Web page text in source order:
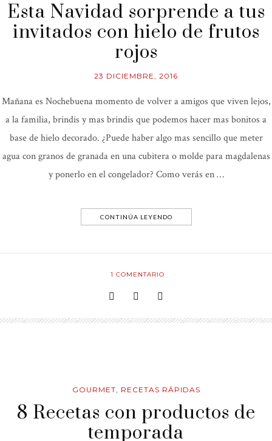
Esta Navidad sorprende a tus
invitados con hielo de frutos
rojos
23 DICIEMBRE, 2016
Mañana es Nochebuena momento de volver a amigos que viven lejos,
a la familia, brindis y mas brindis que podemos hacer mas bonitos a
base de hielo decorado. ¿Puede haber algo mas sencillo que meter
agua con granos de granada en una cubitera o molde para magdalenas
y ponerlo en el congelador? Como verás en …
CONTINÚA LEYENDO
1 COMENTARIO
GOURMET, RECETAS RÁPIDAS
8 Recetas con productos de
temporada